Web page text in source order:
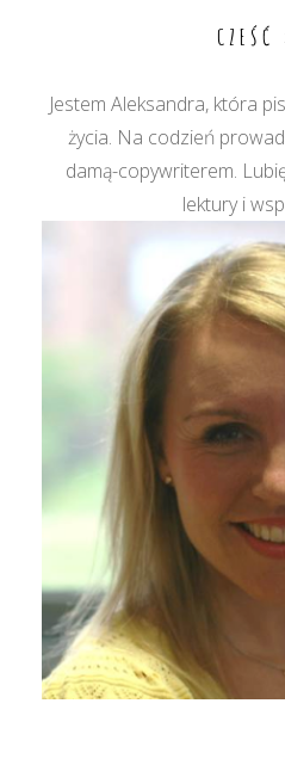
Jestem Aleksandra, która
życia. Na codzień
damą-copywriterem.
lektury i